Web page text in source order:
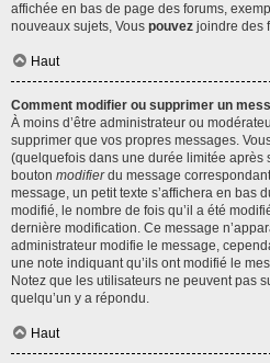
affichée en bas de page des forums,
nouveaux sujets, Vous pouvez joindre des
Haut
Comment modifier ou supprimer un
À moins d’être administrateur ou
supprimer que vos propres messages.
(quelquefois dans une durée limitée après
bouton modifierdu message
message, un petit texte s’affichera en bas
modifié, le nombre de fois qu’il a été
dernière modification. Ce message
administrateur modifie le message,
une note indiquant qu’ils ont modifié le
Notez que les utilisateurs ne peuvent pas
quelqu’un y a répondu.
Haut